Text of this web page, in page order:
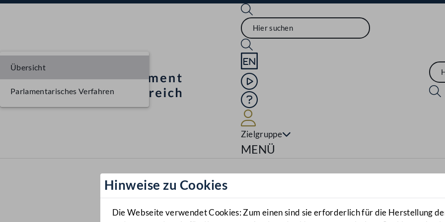
Sprache English
Mediathek
Hilfe
Zielgruppe
Navigationsmenü öffnen
MENÜ
Hinweise zu Cookies
Die Webseite verwendet Cookies: Zum einen sind sie erforderlich für die Herstellung
Übersicht
Parlamentarisches Verfahren